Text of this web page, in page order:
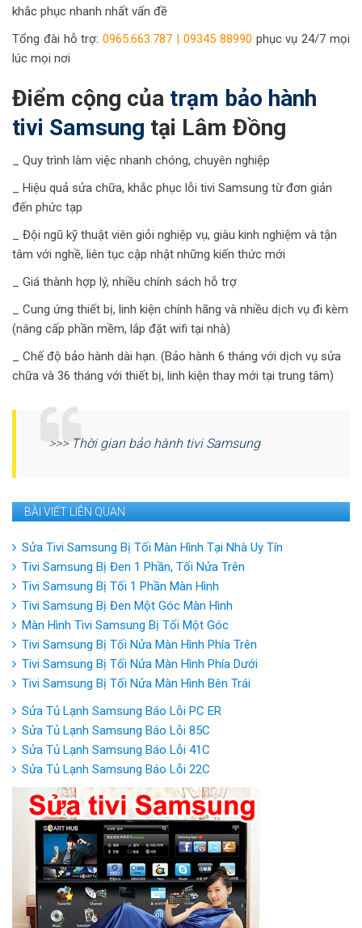
khắc phục nhanh nhất vấn đề
Tổng đài hỗ trợ:0965.663.787 | 09345 88990 phục vụ 24/7 mọi
lúc mọi nơi
Điểm cộng của trạm bảo hành
tivi Samsung tại Lâm Đồng
_ Quy trình làm việc nhanh chóng, chuyên nghiệp
_ Hiệu quả sửa chữa, khắc phục lỗi tivi Samsung từ đơn giản
đến phức tạp
_ Đội ngũ kỹ thuật viên giỏi nghiệp vụ, giàu kinh nghiệm và tận
tâm với nghề, liên tục cập nhật những kiến thức mới
_ Giá thành hợp lý, nhiều chính sách hỗ trợ
_ Cung ứng thiết bị, linh kiện chính hãng và nhiều dịch vụ đi kèm
(nâng cấp phần mềm, lắp đặt wifi tại nhà)
_ Chế độ bảo hành dài hạn. (Bảo hành 6 tháng với dịch vụ sửa
chữa và 36 tháng với thiết bị, linh kiện thay mới tại trung tâm)
>>> Thời gian bảo hành tivi Samsung
BÀI VIẾT LIÊN QUAN
Sửa Tivi Samsung Bị Tối Màn Hình Tại Nhà Uy Tín
Tivi Samsung Bị Đen 1 Phần, Tối Nửa Trên
Tivi Samsung Bị Tối 1 Phần Màn Hình
Tivi Samsung Bị Đen Một Góc Màn Hình
Màn Hình Tivi Samsung Bị Tối Một Góc
Tivi Samsung Bị Tối Nửa Màn Hình Phía Trên
Tivi Samsung Bị Tối Nửa Màn Hình Phía Dưới
Tivi Samsung Bị Tối Nửa Màn Hình Bên Trái
Sửa Tủ Lạnh Samsung Báo Lỗi PC ER
Sửa Tủ Lạnh Samsung Báo Lỗi 85C
Sửa Tủ Lạnh Samsung Báo Lỗi 41C
Sửa Tủ Lạnh Samsung Báo Lỗi 22C